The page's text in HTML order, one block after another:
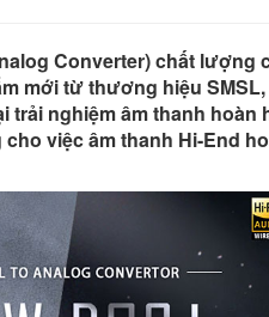
Converter) chất lượng
mới từ thương hiệu SMSL,
nghiệm âm thanh hoàn
việc âm thanh Hi-End